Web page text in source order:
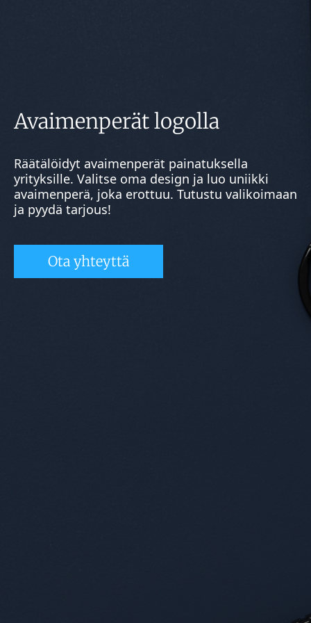
Avaimenperät logolla
Räätälöidyt avaimenperät painatuksella
yrityksille. Valitse oma design ja luo uniikki
avaimenperä, joka erottuu. Tutustu valikoimaan
ja pyydä tarjous!
Ota yhteyttä